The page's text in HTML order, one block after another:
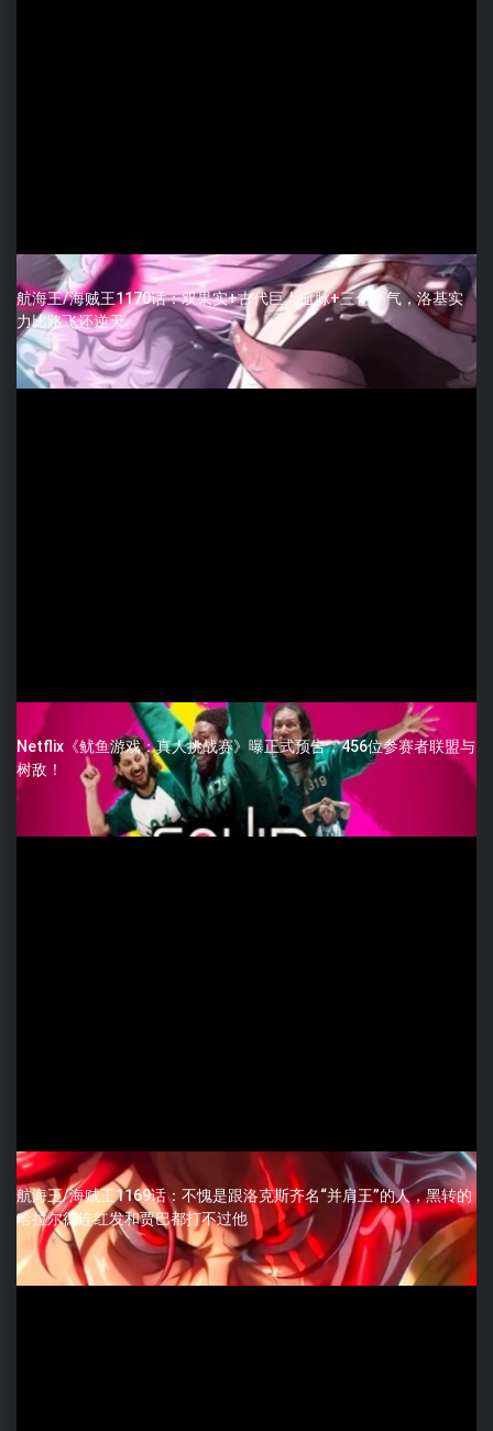
航海王/海贼王1170话：双果实+古代巨人血脉+三色霸气，洛基实
力比路飞还逆天
Netflix《鱿鱼游戏：真人挑战赛》曝正式预告，456位参赛者联盟与
树敌！
航海王/海贼王1169话：不愧是跟洛克斯齐名“并肩王”的人，黑转的
哈拉尔德连红发和贾巴都打不过他